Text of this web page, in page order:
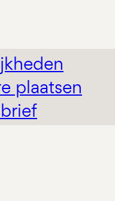
plaatsen